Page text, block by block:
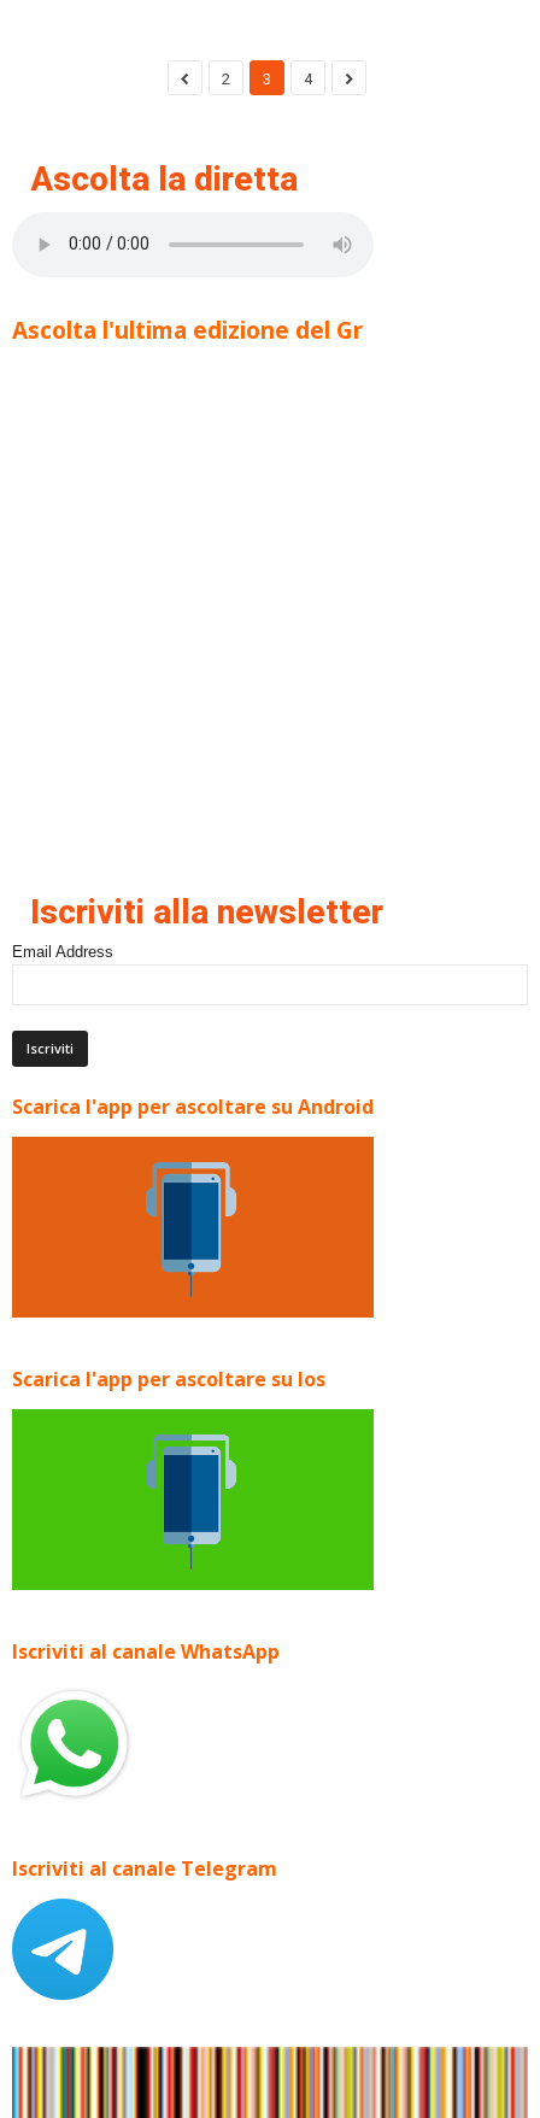
2 3 4
Ascolta la diretta
Ascolta l'ultima edizione del Gr
Iscriviti alla newsletter
Email Address
Scarica l'app per ascoltare su Android
Scarica l'app per ascoltare su Ios
Iscriviti al canale WhatsApp
Iscriviti al canale Telegram